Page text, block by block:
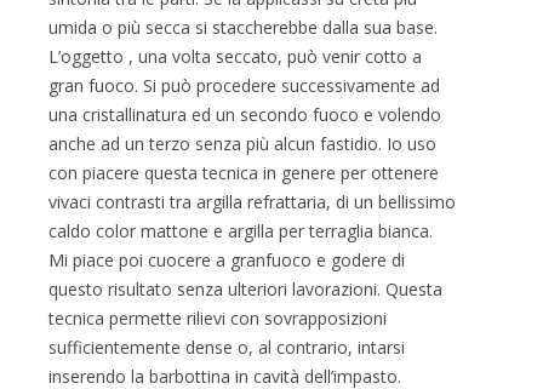
umida o più secca si staccherebbe dalla sua base.
L’oggetto , una volta seccato, può venir cotto a
gran fuoco. Si può procedere successivamente ad
una cristallinatura ed un secondo fuoco e volendo
anche ad un terzo senza più alcun fastidio. Io uso
con piacere questa tecnica in genere per ottenere
vivaci contrasti tra argilla refrattaria, di un bellissimo
caldo color mattone e argilla per terraglia bianca.
Mi piace poi cuocere a granfuoco e godere di
questo risultato senza ulteriori lavorazioni. Questa
tecnica permette rilievi con sovrapposizioni
sufficientemente dense o, al contrario, intarsi
inserendo la barbottina in cavità dell’impasto.